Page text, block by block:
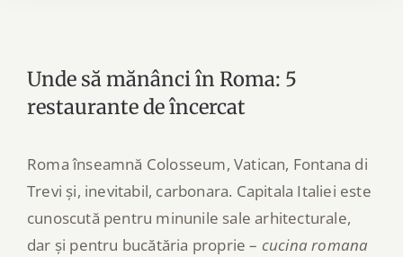
Unde să mănânci în Roma: 5
restaurante de încercat
Roma înseamnă Colosseum, Vatican, Fontana di
Trevi și, inevitabil, carbonara. Capitala Italiei este
cunoscută pentru minunile sale arhitecturale,
dar și pentru bucătăria proprie – cucina romana